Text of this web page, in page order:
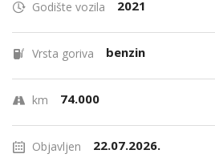
Godište vozila 2021
Vrsta goriva benzin
km 74.000
Objavljen 22.07.2026.